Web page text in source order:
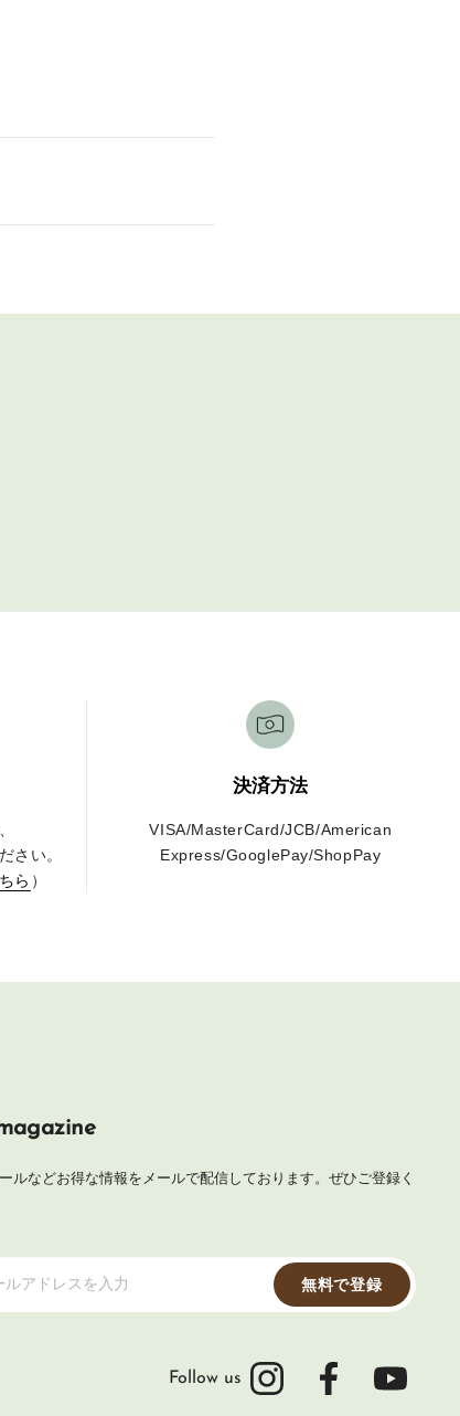
さい。
ら ）
決済方法
VISA/MasterCard/JCB/American
Express/GooglePay/ShopPay
ルなどお得な情報をメールで配信しております。ぜひご登録く
ルアドレスを入力 無料で登録
Follow us